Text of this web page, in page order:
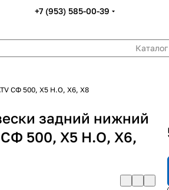
+7 (953) 585-00-39
Каталог
СФ 500, X5 H.O, X6, X8
задний нижний
500, X5 H.O, X6,